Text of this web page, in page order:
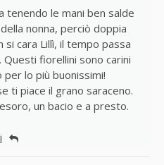
tenendo le mani ben salde
nonna, perciò doppia
si cara Lillì, il tempo passa
fiorellini sono carini
per lo più buonissimi!
ti piace il grano saraceno.
un bacio e a presto.